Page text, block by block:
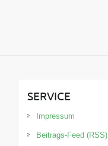
SERVICE
Impressum
Beitrags-Feed (RSS)